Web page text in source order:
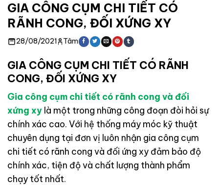
GIA CÔNG CỤM CHI TIẾT CÓ
RÃNH CONG, ĐỐI XỨNG XY
28/08/2021 Tâm
GIA CÔNG CỤM CHI TIẾT CÓ RÃNH
CONG, ĐỐI XỨNG XY
Gia công cụm chi tiết có rãnh cong và đối
xứng xy là một trong những công đoạn đòi hỏi sự
chính xác cao. Với hệ thống máy móc kỹ thuật
chuyên dụng tại đơn vị luôn nhận gia công cụm
chi tiết có rãnh cong và đối ứng xy đảm bảo độ
chính xác, tiện độ và chất lượng thành phẩm
chạy tốt nhất.